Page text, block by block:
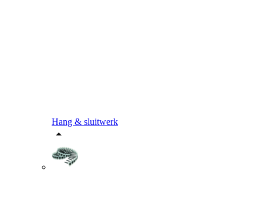
Hang & sluitwerk